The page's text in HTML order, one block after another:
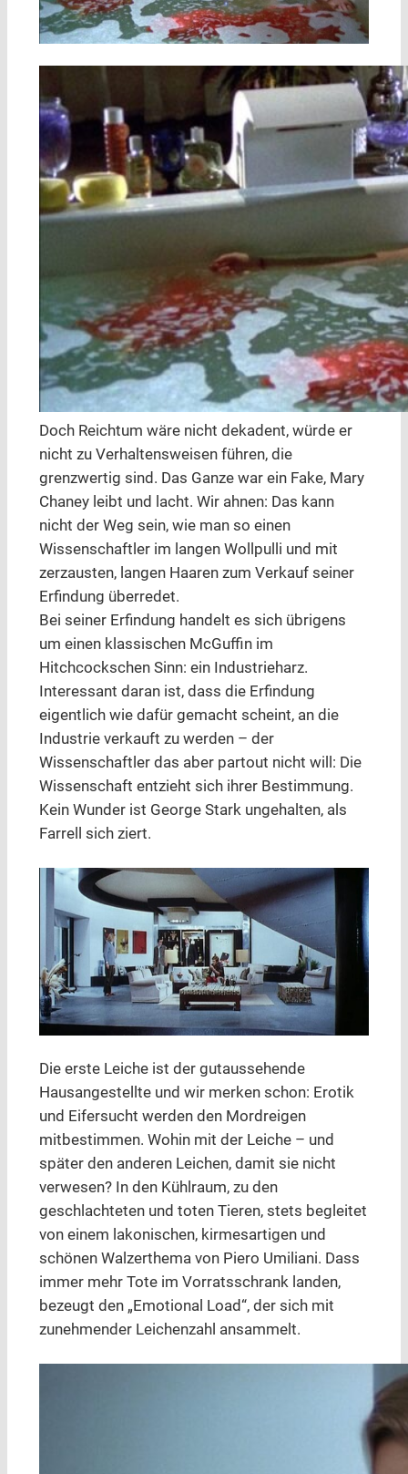
Doch Reichtum wäre nicht dekadent, würde er
nicht zu Verhaltensweisen führen, die
grenzwertig sind. Das Ganze war ein Fake, Mary
Chaney leibt und lacht. Wir ahnen: Das kann
nicht der Weg sein, wie man so einen
Wissenschaftler im langen Wollpulli und mit
zerzausten, langen Haaren zum Verkauf seiner
Erfindung überredet.
Bei seiner Erfindung handelt es sich übrigens
um einen klassischen McGuffin im
Hitchcockschen Sinn: ein Industrieharz.
Interessant daran ist, dass die Erfindung
eigentlich wie dafür gemacht scheint, an die
Industrie verkauft zu werden – der
Wissenschaftler das aber partout nicht will: Die
Wissenschaft entzieht sich ihrer Bestimmung.
Kein Wunder ist George Stark ungehalten, als
Farrell sich ziert.
Die erste Leiche ist der gutaussehende
Hausangestellte und wir merken schon: Erotik
und Eifersucht werden den Mordreigen
mitbestimmen. Wohin mit der Leiche – und
später den anderen Leichen, damit sie nicht
verwesen? In den Kühlraum, zu den
geschlachteten und toten Tieren, stets begleitet
von einem lakonischen, kirmesartigen und
schönen Walzerthema von Piero Umiliani. Dass
immer mehr Tote im Vorratsschrank landen,
bezeugt den „Emotional Load“, der sich mit
zunehmender Leichenzahl ansammelt.